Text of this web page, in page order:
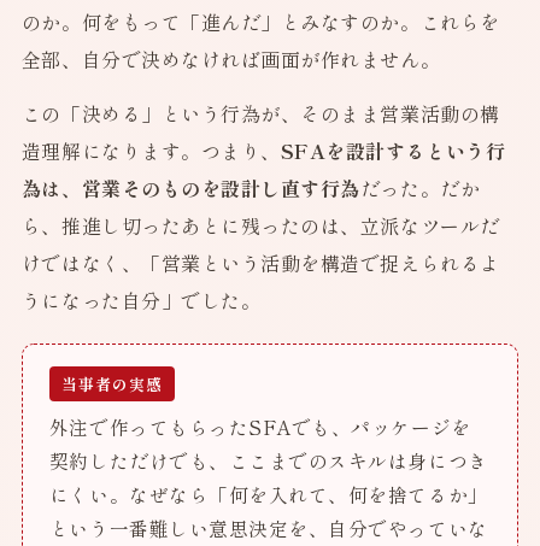
のか。何をもって「進んだ」とみなすのか。これらを
全部、自分で決めなければ画面が作れません。
この「決める」という行為が、そのまま営業活動の構
造理解になります。つまり、 SFAを設計するという行
為は、営業そのものを設計し直す行為だった。だか
ら、推進し切ったあとに残ったのは、立派なツールだ
けではなく、「営業という活動を構造で捉えられるよ
うになった自分」でした。
当事者の実感
外注で作ってもらったSFAでも、パッケージを
契約しただけでも、ここまでのスキルは身につき
にくい。なぜなら「何を入れて、何を捨てるか」
という一番難しい意思決定を、自分でやっていな